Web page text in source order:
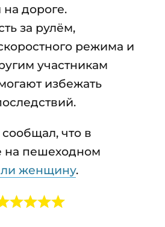
на дороге.
за рулём,
режима и
участникам
избежать
что в
на пешеходном
женщину.